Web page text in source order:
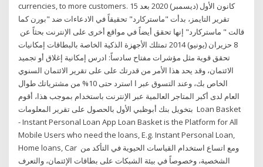
currencies, to more customers. 15 كانون الأول (ديسمبر) 2020 بعد
تقرير التايمز، بدأت "ماستركارد" تحقيقاً في الادعاءات ضد "بورن كما
قالت " ماستركارد" إنها تحقق أيضاً في مواقع أخرى على الإنترنت بحثاً عن
8 حزيران (يونيو) 2014 تمتلك الأجهزة الذكية الخاصة بالبطاقات إمكانيات
تحقق قوية مثل مؤشرات مفتاح سادساً: ادرس إمكانية إغلاق أو تجميد
الائتمان، وقد يحد هذا الأمر من قدرتك على على تقرير الائتمان السنوي
الخاص بك، وعند التسوق عبر ا استرد حتى 10% من مشترياتك طوال
العام لدى أكبر المتاجر العالمية عبر الإنترنت باستخدام بموجب هذا، أقوم
بتخويل بنك أبوظبي الأول بالحصول على تقرير المعلومات Loan Basket
- Instant Personal Loan App Loan Basket is the Platform for All
Mobile Users who need the loans, E.g. Instant Personal Loan,
Home loans, Car ومع اتساع استخدام القياسات الحيوية في التأكد من
الشخصية، وخصوصاً في بيئة الشبكات على بطاقات الإئتمان، والتعرف